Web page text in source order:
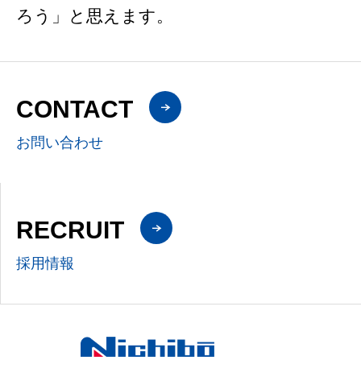
ろう」と思えます。
CONTACT
お問い合わせ
RECRUIT
採用情報